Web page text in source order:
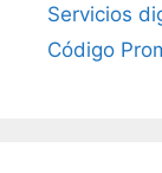
Servicios
Código